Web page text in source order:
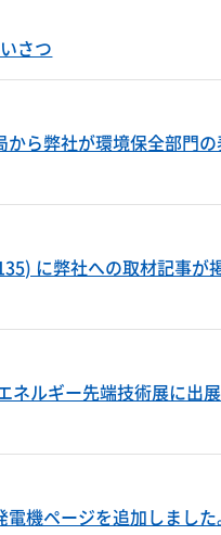
さつ
から弊社が環境保全部門の
に弊社への取材記事が
ネルギー先端技術展に出
機ページを追加しました